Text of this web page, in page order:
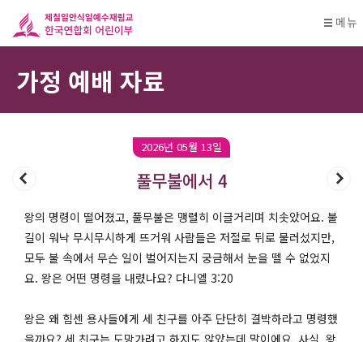
메뉴
가정 예배 자료
2026년 05월 13일
풀무불에서 4
왕의 명령이 떨어졌고, 풀무불은 맹렬히 이글거리며 치솟았어요. 불
길이 워낙 무시무시하게 뜨거워 사람들은 저절로 뒤로 물러섰지만,
모두 불 속에서 무슨 일이 벌어지는지 궁금해서 눈을 뗄 수 없었지
요. 왕은 어떤 명령을 내렸나요? 다니엘 3:20
왕은 왜 힘센 용사들에게 세 친구를 아주 단단히 결박하라고 명령했
을까요? 세 친구는 도망가려고 하지도 않았는데 말이에요. 사실, 왕